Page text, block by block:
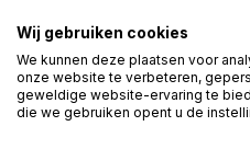
Wij gebruiken cookies
We kunnen deze plaatsen voor
onze website te verbeteren,
geweldige website-ervaring te
die we gebruiken opent u de